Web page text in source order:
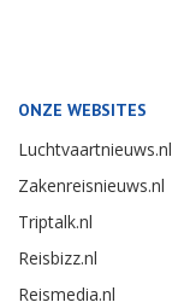
ONZE WEBSITES
Luchtvaartnieuws.nl
Zakenreisnieuws.nl
Triptalk.nl
Reisbizz.nl
Reismedia.nl